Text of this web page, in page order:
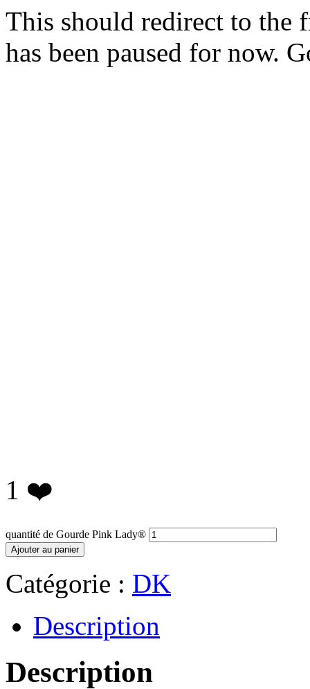
This should redirect to the
has been paused for now.
1 ❤️
quantité de Gourde Pink Lady®
Ajouter au panier
Catégorie : DK
Description
Description